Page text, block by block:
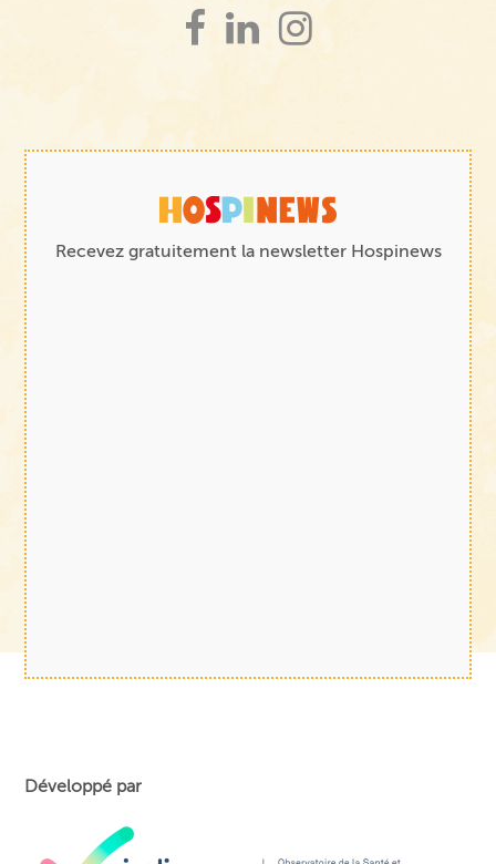
Recevez gratuitement la newsletter Hospinews
Développé par